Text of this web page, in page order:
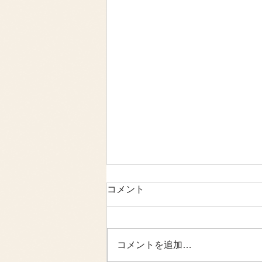
コメント
コメントを追加…